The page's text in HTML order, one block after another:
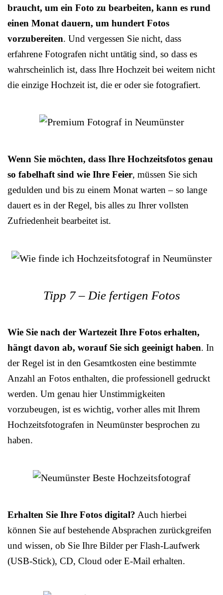
braucht, um ein Foto zu bearbeiten, kann es rund
einen Monat dauern, um hundert Fotos
vorzubereiten. Und vergessen Sie nicht, dass
erfahrene Fotografen nicht untätig sind, so dass es
wahrscheinlich ist, dass Ihre Hochzeit bei weitem nicht
die einzige Hochzeit ist, die er oder sie fotografiert.
Wenn Sie möchten, dass Ihre Hochzeitsfotos genau
so fabelhaft sind wie Ihre Feier, müssen Sie sich
gedulden und bis zu einem Monat warten – so lange
dauert es in der Regel, bis alles zu Ihrer vollsten
Zufriedenheit bearbeitet ist.
Tipp 7 – Die fertigen Fotos
Wie Sie nach der Wartezeit Ihre Fotos erhalten,
hängt davon ab, worauf Sie sich geeinigt haben. In
der Regel ist in den Gesamtkosten eine bestimmte
Anzahl an Fotos enthalten, die professionell gedruckt
werden. Um genau hier Unstimmigkeiten
vorzubeugen, ist es wichtig, vorher alles mit Ihrem
Hochzeitsfotografen in Neumünster besprochen zu
haben.
Erhalten Sie Ihre Fotos digital? Auch hierbei
können Sie auf bestehende Absprachen zurückgreifen
und wissen, ob Sie Ihre Bilder per Flash-Laufwerk
(USB-Stick), CD, Cloud oder E-Mail erhalten.